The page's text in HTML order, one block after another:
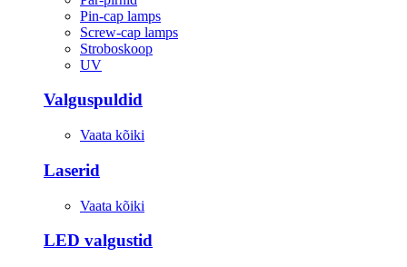
Pin-cap lamps
Screw-cap lamps
Stroboskoop
UV
Valguspuldid
Vaata kõiki
Laserid
Vaata kõiki
LED valgustid